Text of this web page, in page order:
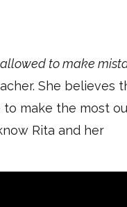
to make
She believes
make the most
Rita and her